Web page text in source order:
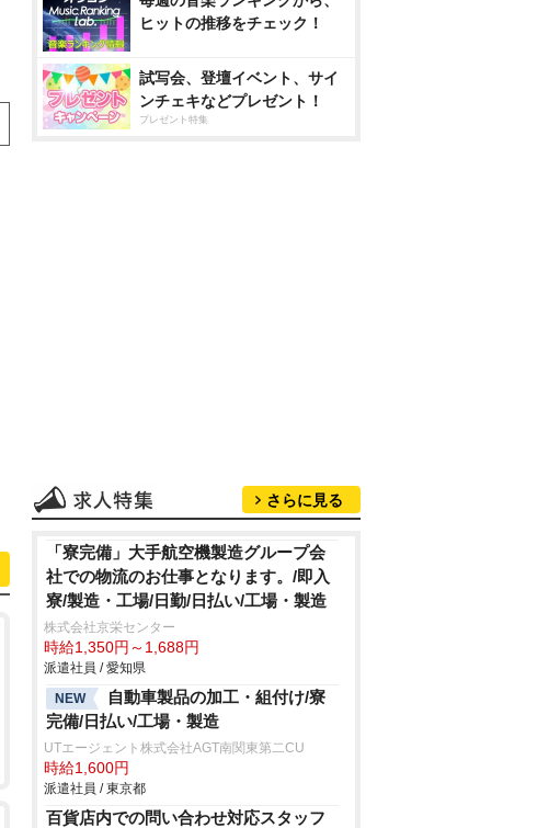
ヒットの推移をチェック！
試写会、登壇イベント、サイ
ンチェキなどプレゼント！
プレゼント特集
さらに見る
「寮完備」大手航空機製造グループ会
社での物流のお仕事となります。/即入
寮/製造・工場/日勤/日払い/工場・製造
株式会社京栄センター
時給1,350円～1,688円
派遣社員 / 愛知県
NEW
自動車製品の加工・組付け/寮
完備/日払い/工場・製造
UTエージェント株式会社AGT南関東第二CU
時給1,600円
派遣社員 / 東京都
百貨店内での問い合わせ対応スタッフ